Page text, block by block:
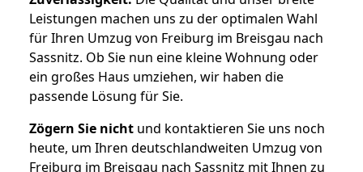
Leistungen machen uns zu der optimalen Wahl
für Ihren Umzug von Freiburg im Breisgau nach
Sassnitz. Ob Sie nun eine kleine Wohnung oder
ein großes Haus umziehen, wir haben die
passende Lösung für Sie.
Zögern Sie nicht und kontaktieren Sie uns noch
heute, um Ihren deutschlandweiten Umzug von
Freiburg im Breisgau nach Sassnitz mit Ihnen zu